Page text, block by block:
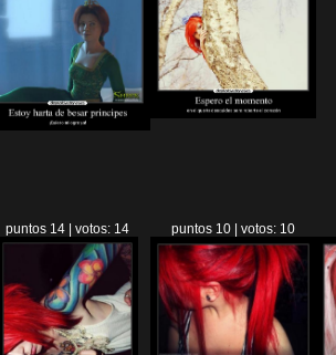
puntos 14 | votos: 14 puntos 10 | votos: 10